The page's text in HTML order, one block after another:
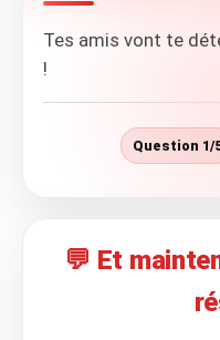
Tes amis vont te
!
Question 1/
💬 Et